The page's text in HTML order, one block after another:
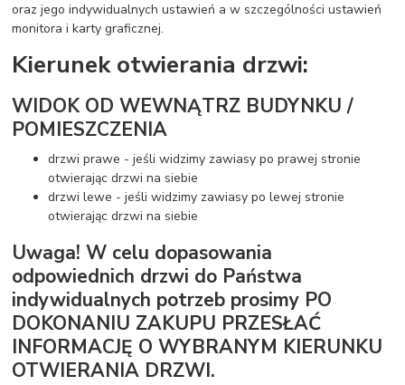
oraz jego indywidualnych ustawień a w szczególności ustawień
monitora i karty graficznej.
Kierunek otwierania drzwi:
WIDOK OD WEWNĄTRZ BUDYNKU /
POMIESZCZENIA
drzwi prawe - jeśli widzimy zawiasy po prawej stronie
otwierając drzwi na siebie
drzwi lewe - jeśli widzimy zawiasy po lewej stronie
otwierając drzwi na siebie
Uwaga! W celu dopasowania
odpowiednich drzwi do Państwa
indywidualnych potrzeb prosimy PO
DOKONANIU ZAKUPU PRZESŁAĆ
INFORMACJĘ O WYBRANYM KIERUNKU
OTWIERANIA DRZWI.